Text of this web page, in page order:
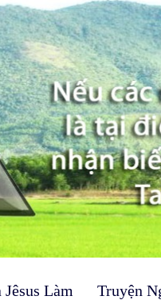
Jêsus Làm Truyện